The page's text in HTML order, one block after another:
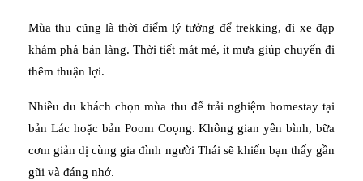
Mùa thu cũng là thời điểm lý tưởng để trekking, đi xe đạp
khám phá bản làng. Thời tiết mát mẻ, ít mưa giúp chuyến đi
thêm thuận lợi.
Nhiều du khách chọn mùa thu để trải nghiệm homestay tại
bản Lác hoặc bản Poom Coọng. Không gian yên bình, bữa
cơm giản dị cùng gia đình người Thái sẽ khiến bạn thấy gần
gũi và đáng nhớ.